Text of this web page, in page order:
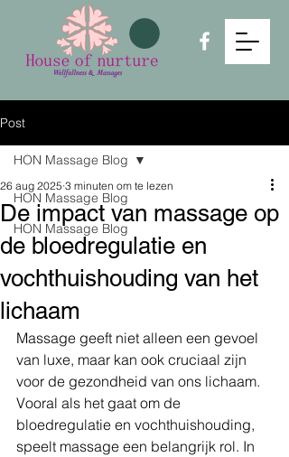
Post
HON Massage Blog
HON Massage Blog
HON Massage Blog
De impact van massage op
de bloedregulatie en
vochthuishouding van het
lichaam
26 aug 2025 3 minuten om te lezen
Massage geeft niet alleen een gevoel
van luxe, maar kan ook cruciaal zijn
voor de gezondheid van ons lichaam.
Vooral als het gaat om de
bloedregulatie en vochthuishouding,
speelt massage een belangrijk rol. In